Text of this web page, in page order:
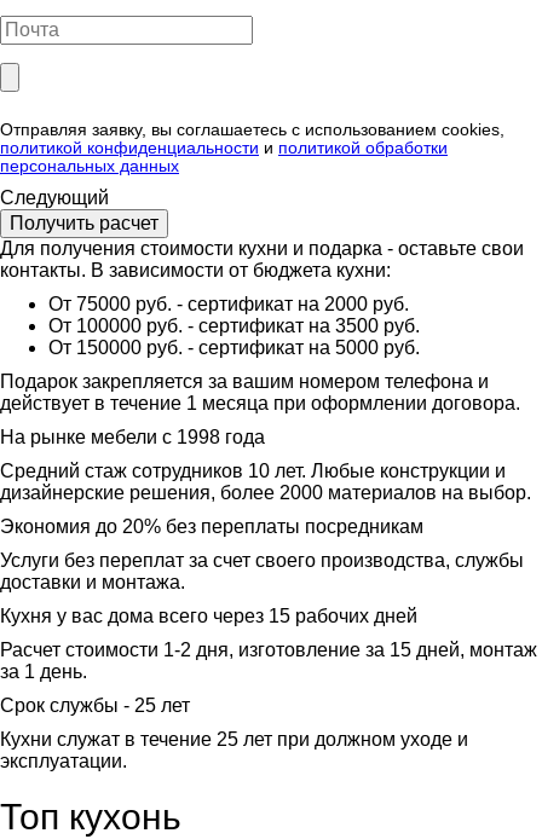
Отправляя заявку, вы соглашаетесь с использованием cookies,
политикой конфиденциальности и политикой обработки
персональных данных
Следующий
Для получения стоимости кухни и подарка - оставьте свои
контакты. В зависимости от бюджета кухни:
От 75000 руб. - сертификат на 2000 руб.
От 100000 руб. - сертификат на 3500 руб.
От 150000 руб. - сертификат на 5000 руб.
Подарок закрепляется за вашим номером телефона и
действует в течение 1 месяца при оформлении договора.
На рынке мебели с 1998 года
Средний стаж сотрудников 10 лет. Любые конструкции и
дизайнерские решения, более 2000 материалов на выбор.
Экономия до 20% без переплаты посредникам
Услуги без переплат за счет своего производства, службы
доставки и монтажа.
Кухня у вас дома всего через 15 рабочих дней
Расчет стоимости 1-2 дня, изготовление за 15 дней, монтаж
за 1 день.
Срок службы - 25 лет
Кухни служат в течение 25 лет при должном уходе и
эксплуатации.
Топ кухонь